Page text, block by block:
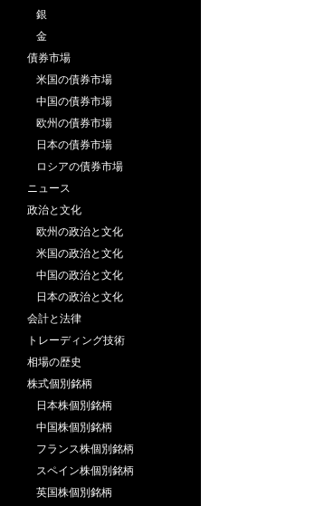
銀
金
債券市場
米国の債券市場
中国の債券市場
欧州の債券市場
日本の債券市場
ロシアの債券市場
ニュース
政治と文化
欧州の政治と文化
米国の政治と文化
中国の政治と文化
日本の政治と文化
会計と法律
トレーディング技術
相場の歴史
株式個別銘柄
日本株個別銘柄
中国株個別銘柄
フランス株個別銘柄
スペイン株個別銘柄
英国株個別銘柄